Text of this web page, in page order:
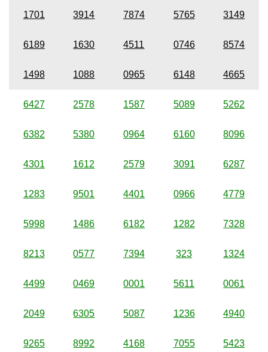
1701 3914 7874 5765 3149
6189 1630 4511 0746 8574
1498 1088 0965 6148 4665
6427 2578 1587 5089 5262
6382 5380 0964 6160 8096
4301 1612 2579 3091 6287
1283 9501 4401 0966 4779
5998 1486 6182 1282 7328
8213 0577 7394 323 1324
4499 0469 0001 5611 0061
2049 6305 5087 1236 4940
9265 8992 4168 7055 5423